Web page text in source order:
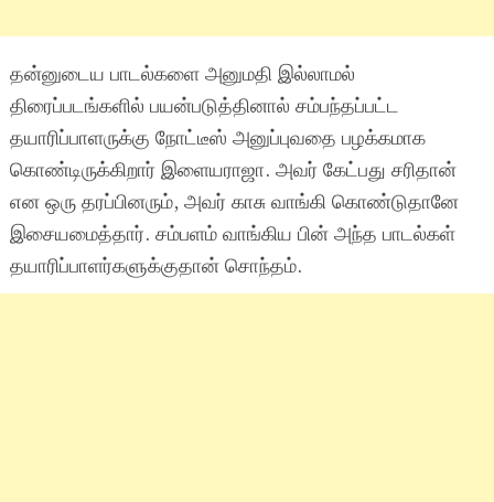
தன்னுடைய பாடல்களை அனுமதி இல்லாமல்
திரைப்படங்களில் பயன்படுத்தினால் சம்பந்தப்பட்ட
தயாரிப்பாளருக்கு நோட்டீஸ் அனுப்புவதை பழக்கமாக
கொண்டிருக்கிறார் இளையராஜா. அவர் கேட்பது சரிதான்
என ஒரு தரப்பினரும், அவர் காசு வாங்கி கொண்டுதானே
இசையமைத்தார். சம்பளம் வாங்கிய பின் அந்த பாடல்கள்
தயாரிப்பாளர்களுக்குதான் சொந்தம்.